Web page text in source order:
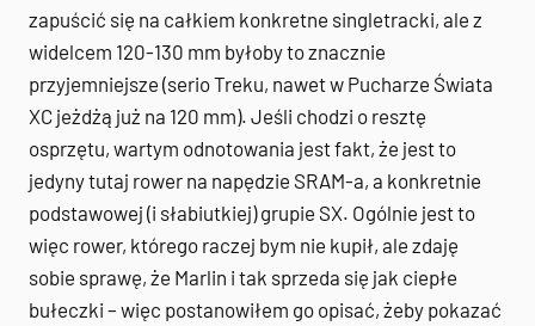
zapuścić się na całkiem konkretne singletracki, ale z
widelcem 120-130 mm byłoby to znacznie
przyjemniejsze (serio Treku, nawet w Pucharze Świata
XC jeżdżą już na 120 mm). Jeśli chodzi o resztę
osprzętu, wartym odnotowania jest fakt, że jest to
jedyny tutaj rower na napędzie SRAM-a, a konkretnie
podstawowej (i słabiutkiej) grupie SX. Ogólnie jest to
więc rower, którego raczej bym nie kupił, ale zdaję
sobie sprawę, że Marlin i tak sprzeda się jak ciepłe
bułeczki – więc postanowiłem go opisać, żeby pokazać